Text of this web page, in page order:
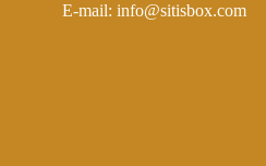
E-mail: info@sitisbox.com